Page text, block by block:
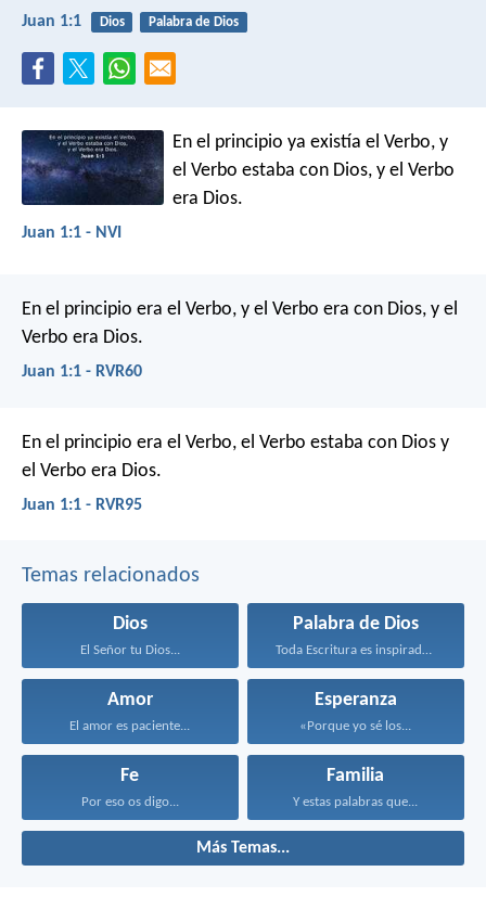
Juan 1:1 Dios Palabra de Dios
En el principio ya existía el Verbo, y
el Verbo estaba con Dios, y el Verbo
era Dios.
Juan 1:1 - NVI
En el principio era el Verbo, y el Verbo era con Dios, y el
Verbo era Dios.
Juan 1:1 - RVR60
En el principio era el Verbo, el Verbo estaba con Dios y
el Verbo era Dios.
Juan 1:1 - RVR95
Temas relacionados
Dios
El Señor tu Dios...
Palabra de Dios
Toda Escritura es inspirada...
Amor
El amor es paciente...
Esperanza
«Porque yo sé los...
Fe
Por eso os digo...
Familia
Y estas palabras que...
Más Temas...